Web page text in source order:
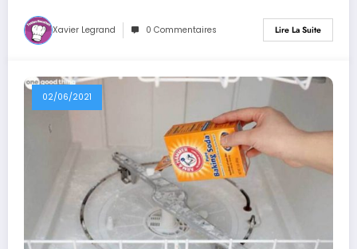
Xavier Legrand 0 Commentaires Lire La Suite
02/06/2021